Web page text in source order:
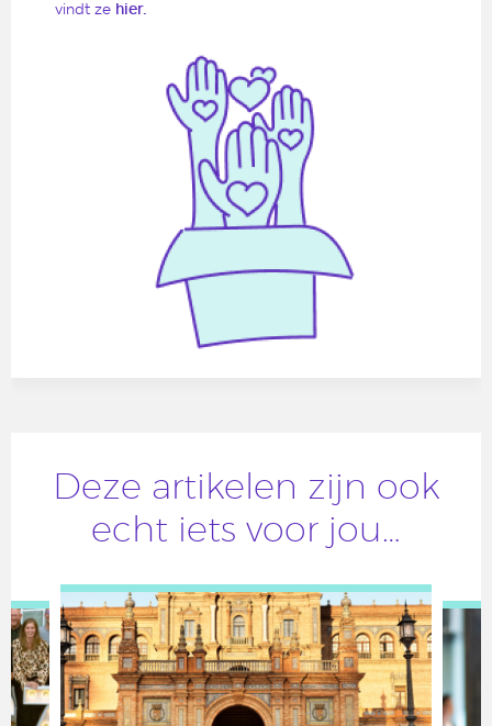
vindt ze hier.
Deze artikelen zijn ook
echt iets voor jou…